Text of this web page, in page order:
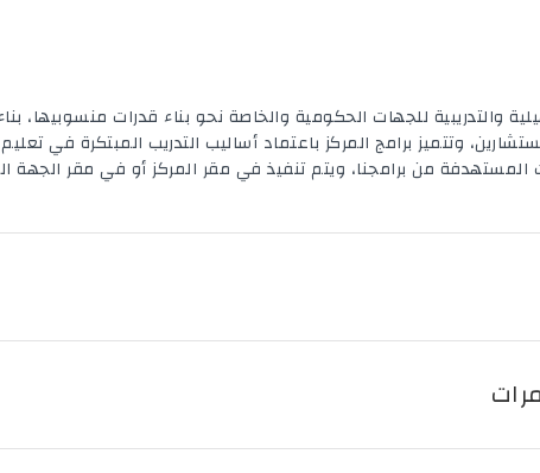
والتدريبية للجهات الحكومية والخاصة نحو بناء قدرات منسوبيها،
وتتميز برامج المركز باعتماد أساليب التدريب المبتكرة في
من برامجنا، ويتم تنفيذ في مقر المركز أو في مقر الجهة